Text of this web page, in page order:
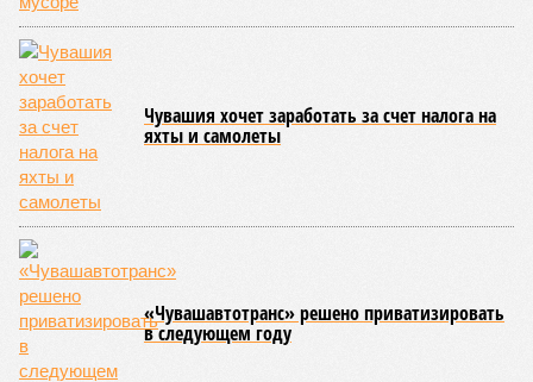
Чувашия хочет заработать за счет налога на
яхты и самолеты
«Чувашавтотранс» решено приватизировать
в следующем году